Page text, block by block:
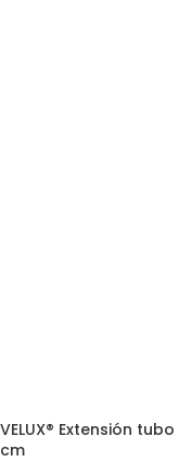
VELUX® Extensión
cm